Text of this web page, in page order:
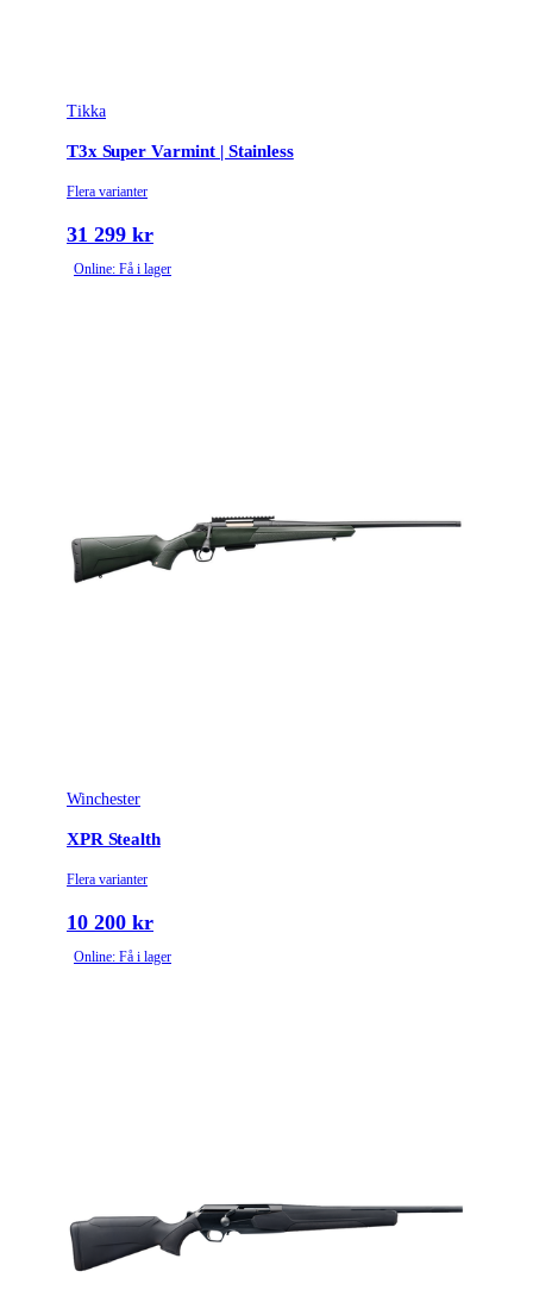
Tikka
T3x Super Varmint | Stainless
Flera varianter
31 299 kr
Online: Få i lager
Winchester
XPR Stealth
Flera varianter
10 200 kr
Online: Få i lager